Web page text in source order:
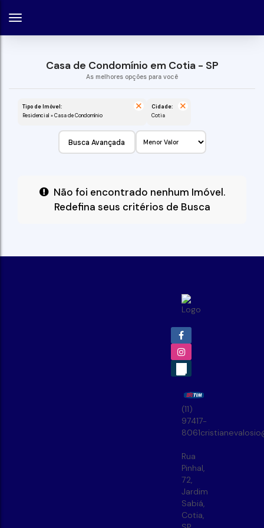
Casa de Condomínio em Cotia - SP
Tipo de Imóvel:
Residencial » Casa de Condomínio
Cidade:
Cotia
Busca Avançada
Não foi encontrado nenhum Imóvel.
Redefina seus critérios de Busca
(11)
97417-
8061
Rua
Pinhal,
72,
Jardim
Sabiá,
Cotia,